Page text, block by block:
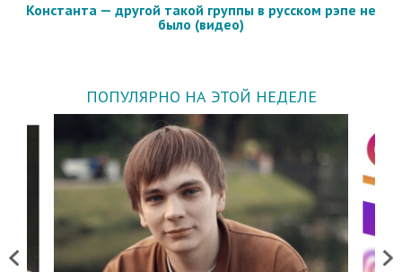
Константа — другой такой группы в русском рэпе не
было (видео)
ПОПУЛЯРНО НА ЭТОЙ НЕДЕЛЕ
Previous Next